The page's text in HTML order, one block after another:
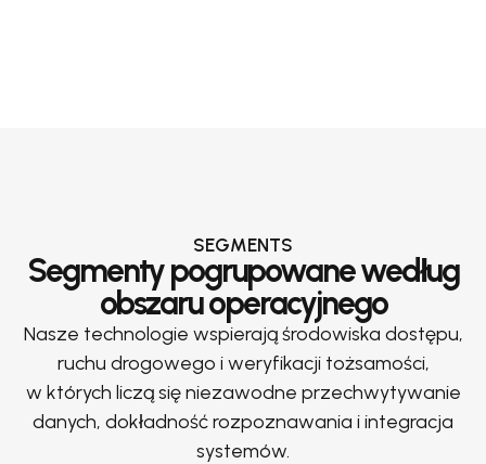
SEGMENTS
Segmenty pogrupowane według
obszaru operacyjnego
Nasze technologie wspierają środowiska dostępu,
ruchu drogowego i weryfikacji tożsamości,
w których liczą się niezawodne przechwytywanie
danych, dokładność rozpoznawania i integracja
systemów.